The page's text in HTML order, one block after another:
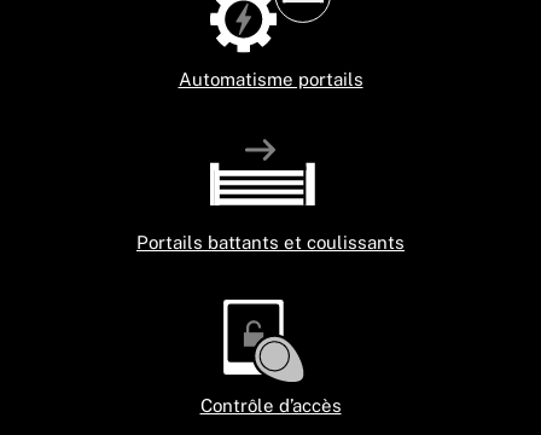
Automatisme portails
Portails battants et coulissants
Contrôle d’accès